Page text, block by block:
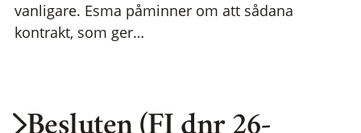
vanligare. Esma påminner om att sådana
kontrakt, som ger…
Besluten (FI dnr 26-